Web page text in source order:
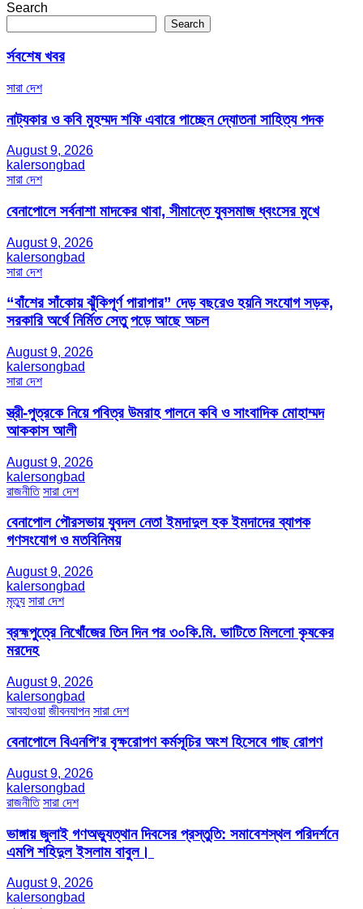
Search
Search
র্সবশেষ খবর
সারা দেশ
নাট্যকার ও কবি মুহম্মদ শফি এবারে পাচ্ছেন দ্যোতনা সাহিত্য পদক
August 9, 2026
kalersongbad
সারা দেশ
বেনাপোলে সর্বনাশা মাদকের থাবা, সীমান্তে যুবসমাজ ধ্বংসের মুখে
August 9, 2026
kalersongbad
সারা দেশ
“বাঁশের সাঁকোয় ঝুঁকিপূর্ণ পারাপার” দেড় বছরেও হয়নি সংযোগ সড়ক,
সরকারি অর্থে নির্মিত সেতু পড়ে আছে অচল
August 9, 2026
kalersongbad
সারা দেশ
স্ত্রী-পুত্রকে নিয়ে পবিত্র উমরাহ পালনে কবি ও সাংবাদিক মোহাম্মদ
আককাস আলী
August 9, 2026
kalersongbad
রাজনীতি সারা দেশ
বেনাপোল পৌরসভায় যুবদল নেতা ইমদাদুল হক ইমদাদের ব্যাপক
গণসংযোগ ও মতবিনিময়
August 9, 2026
kalersongbad
মৃত্যু সারা দেশ
ব্রহ্মপুত্রে নিখোঁজের তিন দিন পর ৩০কি.মি. ভাটিতে মিললো কৃষকের
মরদেহ
August 9, 2026
kalersongbad
আবহাওয়া জীবনযাপন সারা দেশ
বেনাপোলে বিএনপি’র বৃক্ষরোপণ কর্মসূচির অংশ হিসেবে গাছ রোপণ
August 9, 2026
kalersongbad
রাজনীতি সারা দেশ
ভাঙ্গায় জুলাই গণঅভ্যুত্থান দিবসের প্রস্তুতি: সমাবেশস্থল পরিদর্শনে
এমপি শহিদুল ইসলাম বাবুল। ​
August 9, 2026
kalersongbad